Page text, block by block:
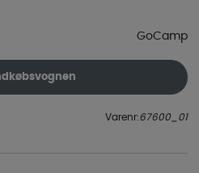
pasform og en
til Fiat Ducato X290.
GoCamp
Varenr:67600_01